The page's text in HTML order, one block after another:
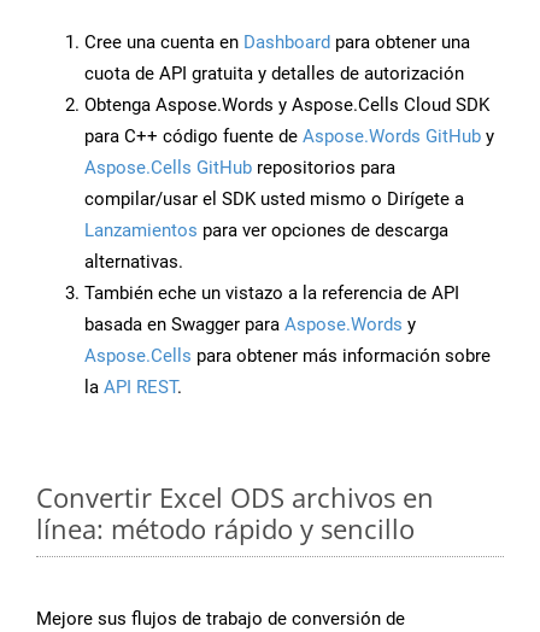
Cree una cuenta en Dashboard para obtener una
cuota de API gratuita y detalles de autorización
Obtenga Aspose.Words y Aspose.Cells Cloud SDK
para C++ código fuente de Aspose.Words GitHub y
Aspose.Cells GitHub repositorios para
compilar/usar el SDK usted mismo o Dirígete a
Lanzamientos para ver opciones de descarga
alternativas.
También eche un vistazo a la referencia de API
basada en Swagger para Aspose.Words y
Aspose.Cells para obtener más información sobre
la API REST.
Convertir Excel ODS archivos en
línea: método rápido y sencillo
Mejore sus flujos de trabajo de conversión de